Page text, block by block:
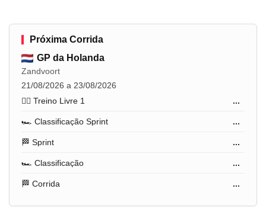
Próxima Corrida
GP da Holanda
Zandvoort
21/08/2026 a 23/08/2026
🏋️‍♂️ Treino Livre 1
...
🏎️ Classificação Sprint ...
🏁 Sprint ...
🏎️ Classificação ...
🏁 Corrida ...